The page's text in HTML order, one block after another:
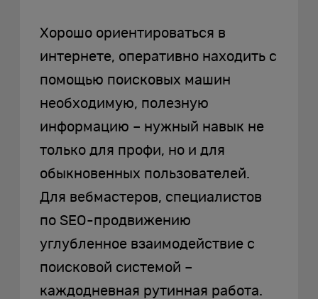
Хорошо ориентироваться в
интернете, оперативно находить с
помощью поисковых машин
необходимую, полезную
информацию – нужный навык не
только для профи, но и для
обыкновенных пользователей.
Для вебмастеров, специалистов
по SEO-продвижению
углубленное взаимодействие с
поисковой системой –
каждодневная рутинная работа.